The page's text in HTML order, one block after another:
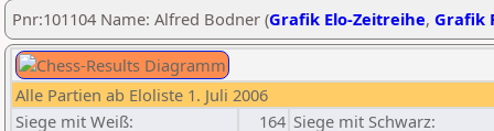
Pnr:101104 Name: Alfred Bodner (Grafik Elo-Zeitreihe, Grafik
Alle Partien ab Eloliste 1. Juli 2006
Siege mit Weiß:
164 Siege mit Schwarz: